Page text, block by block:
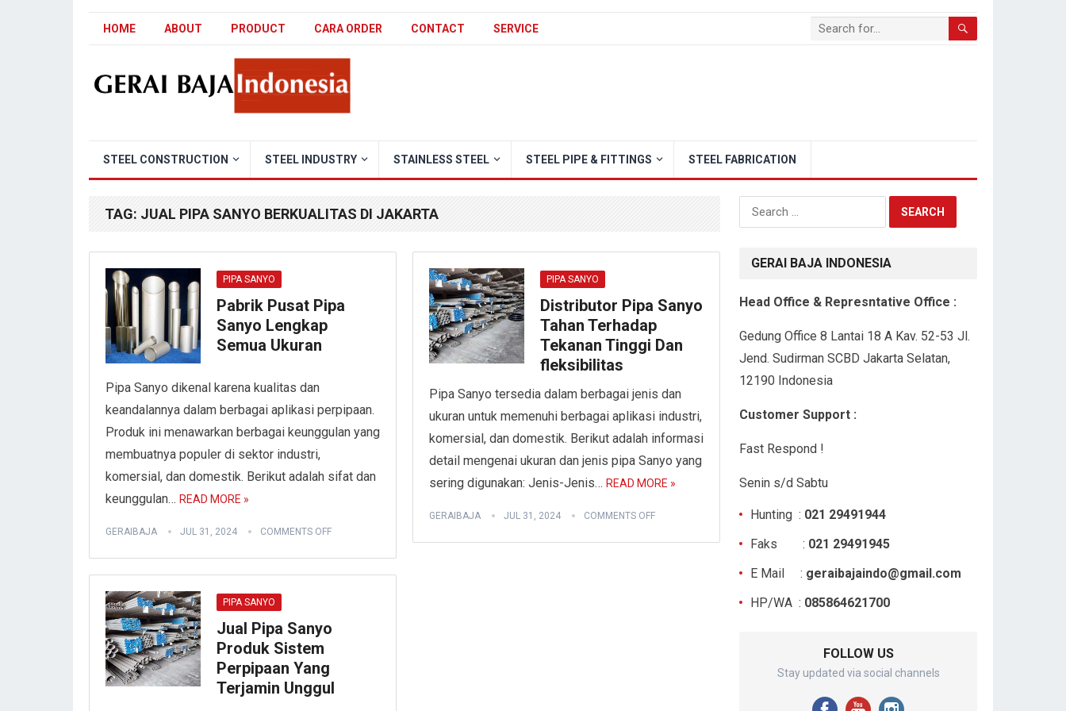
HOME ABOUT PRODUCT CARA ORDER CONTACT SERVICE
STEEL CONSTRUCTION STEEL INDUSTRY STAINLESS STEEL STEEL PIPE & FITTINGS STEEL FABRICATION
TAG: JUAL PIPA SANYO BERKUALITAS DI JAKARTA
PIPA SANYO
Pabrik Pusat Pipa
Sanyo Lengkap
Semua Ukuran
Pipa Sanyo dikenal karena kualitas dan
keandalannya dalam berbagai aplikasi perpipaan.
Produk ini menawarkan berbagai keunggulan yang
membuatnya populer di sektor industri,
komersial, dan domestik. Berikut adalah sifat dan
keunggulan… READ MORE »
GERAIBAJA JUL 31, 2024 COMMENTS OFF
PIPA SANYO
Distributor Pipa Sanyo
Tahan Terhadap
Tekanan Tinggi Dan
fleksibilitas
Pipa Sanyo tersedia dalam berbagai jenis dan
ukuran untuk memenuhi berbagai aplikasi industri,
komersial, dan domestik. Berikut adalah informasi
detail mengenai ukuran dan jenis pipa Sanyo yang
sering digunakan: Jenis-Jenis… READ MORE »
GERAIBAJA JUL 31, 2024 COMMENTS OFF
PIPA SANYO
Jual Pipa Sanyo
Produk Sistem
Perpipaan Yang
Terjamin Unggul
Search
for:
GERAI BAJA INDONESIA
Head Office & Represntative Office :
Gedung Office 8 Lantai 18 A Kav. 52-53 Jl.
Jend. Sudirman SCBD Jakarta Selatan,
12190 Indonesia
Customer Support :
Fast Respond !
Senin s/d Sabtu
Hunting : 021 29491944
Faks : 021 29491945
E Mail : geraibajaindo@gmail.com
HP/WA : 085864621700
FOLLOW US
Stay updated via social channels